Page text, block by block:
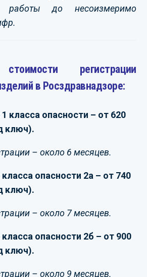
работы до несоизмеримо
регистрации
в Росздравнадзоре:
класса опасности – от 620
ключ).
– около 6 месяцев.
опасности 2а – от 740
ключ).
– около 7 месяцев.
опасности 2б – от 900
ключ).
– около 9 месяцев.